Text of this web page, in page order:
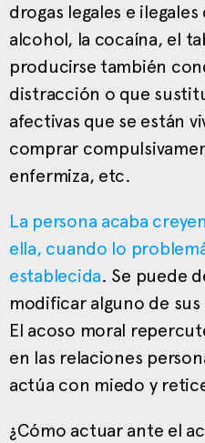
drogas legales e
alcohol, la cocaína, el
producirse también
distracción o que
afectivas que se están
comprar
enfermiza, etc.
La persona acaba
ella, cuando lo
establecida. Se puede
modificar alguno de
El acoso moral
en las relaciones
actúa con miedo y
¿Cómo actuar ante el